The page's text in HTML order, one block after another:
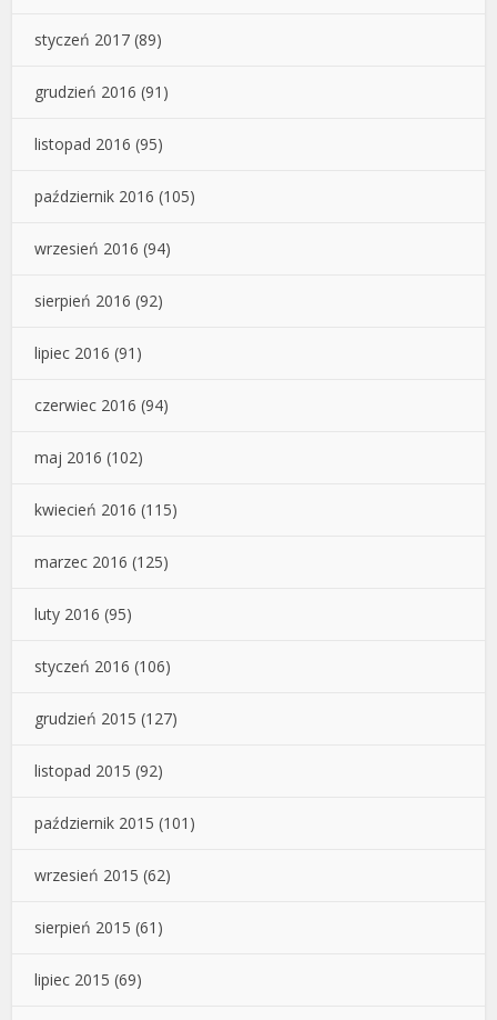
styczeń 2017 (89)
grudzień 2016 (91)
listopad 2016 (95)
październik 2016 (105)
wrzesień 2016 (94)
sierpień 2016 (92)
lipiec 2016 (91)
czerwiec 2016 (94)
maj 2016 (102)
kwiecień 2016 (115)
marzec 2016 (125)
luty 2016 (95)
styczeń 2016 (106)
grudzień 2015 (127)
listopad 2015 (92)
październik 2015 (101)
wrzesień 2015 (62)
sierpień 2015 (61)
lipiec 2015 (69)